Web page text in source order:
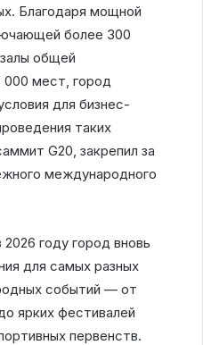
Благодаря мощной
более 300
общей
мест, город
для бизнес-
таких
G20, закрепил за
международного
году город вновь
для самых разных
событий — от
ярких фестивалей
первенств.